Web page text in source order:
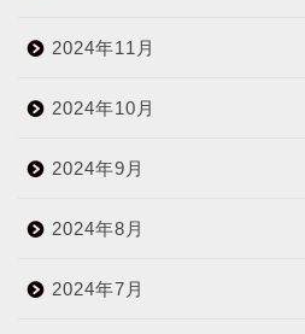
2024年11月
2024年10月
2024年9月
2024年8月
2024年7月